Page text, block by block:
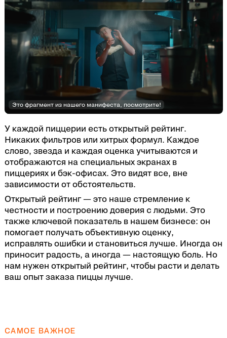
Это фрагмент из нашего манифеста, посмотрите!
У каждой пиццерии есть открытый рейтинг.
Никаких фильтров или хитрых формул. Каждое
слово, звезда и каждая оценка учитываются и
отображаются на специальных экранах в
пиццериях и бэк-офисах. Это видят все, вне
зависимости от обстоятельств.
Открытый рейтинг — это наше стремление к
честности и построению доверия с людьми. Это
также ключевой показатель в нашем бизнесе: он
помогает получать объективную оценку,
исправлять ошибки и становиться лучше. Иногда он
приносит радость, а иногда — настоящую боль. Но
нам нужен открытый рейтинг, чтобы расти и делать
ваш опыт заказа пиццы лучше.
САМОЕ ВАЖНОЕ